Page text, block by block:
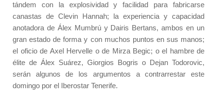
tándem con la explosividad y facilidad para fabricarse
canastas de Clevin Hannah; la experiencia y capacidad
anotadora de Álex Mumbrú y Dairis Bertans, ambos en un
gran estado de forma y con muchos puntos en sus manos;
el oficio de Axel Hervelle o de Mirza Begic; o el hambre de
élite de Álex Suárez, Giorgios Bogris o Dejan Todorovic,
serán algunos de los argumentos a contrarrestar este
domingo por el Iberostar Tenerife.